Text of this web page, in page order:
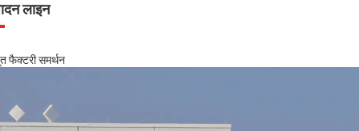
लाइन
फैक्टरी समर्थन